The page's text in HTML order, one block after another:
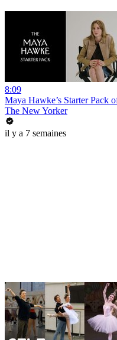
8:09
Maya Hawke’s Starter Pack
The New Yorker
il y a 7 semaines